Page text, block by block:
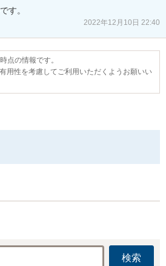
す。
2022年12月10日 22:40
点の情報です。
用性を考慮してご利用いただくようお願いい
検索